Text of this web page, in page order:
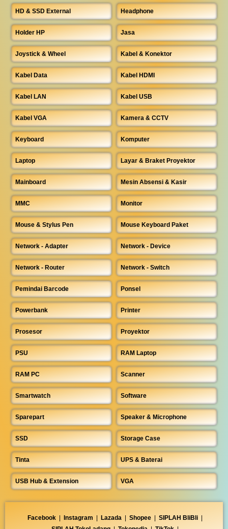
HD & SSD External Headphone
Holder HP Jasa
Joystick & Wheel Kabel & Konektor
Kabel Data Kabel HDMI
Kabel LAN Kabel USB
Kabel VGA Kamera & CCTV
Keyboard Komputer
Laptop Layar & Braket Proyektor
Mainboard Mesin Absensi & Kasir
MMC Monitor
Mouse & Stylus Pen Mouse Keyboard Paket
Network - Adapter Network - Device
Network - Router Network - Switch
Pemindai Barcode Ponsel
Powerbank Printer
Prosesor Proyektor
PSU RAM Laptop
RAM PC Scanner
Smartwatch Software
Sparepart Speaker & Microphone
SSD Storage Case
Tinta UPS & Baterai
USB Hub & Extension VGA
Facebook | Instagram | Lazada | Shopee | SIPLAH BliBli |